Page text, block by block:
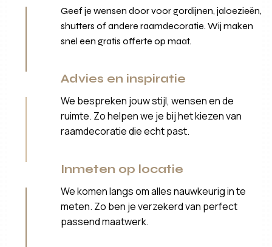
Geef je wensen door voor gordijnen, jaloezieën,
shutters of andere raamdecoratie. Wij maken
snel een gratis offerte op maat.
Advies en inspiratie
We bespreken jouw stijl, wensen en de
ruimte. Zo helpen we je bij het kiezen van
raamdecoratie die echt past.
Inmeten op locatie
We komen langs om alles nauwkeurig in te
meten. Zo ben je verzekerd van perfect
passend maatwerk.